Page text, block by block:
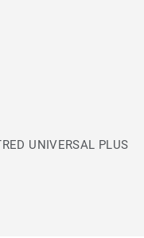
UNIVERSAL PLUS